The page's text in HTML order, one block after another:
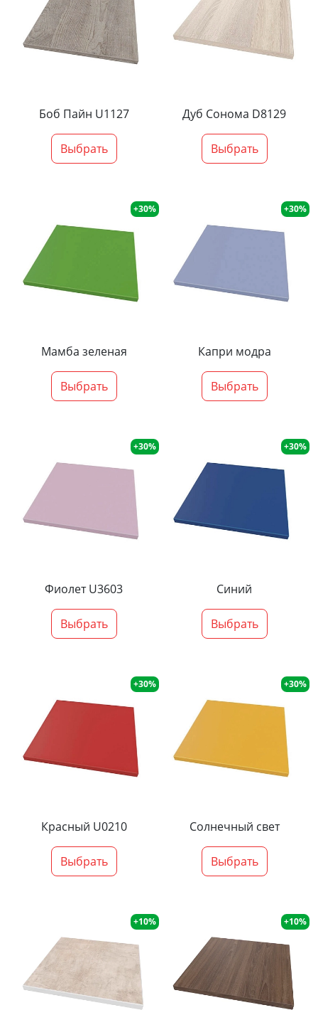
Боб Пайн U1127
Выбрать
Дуб Сонома D8129
Выбрать
+30%
Мамба зеленая
Выбрать
+30%
Капри модра
Выбрать
+30%
Фиолет U3603
Выбрать
+30%
Синий
Выбрать
+30%
Красный U0210
Выбрать
+30%
Солнечный свет
Выбрать
+10% +10%